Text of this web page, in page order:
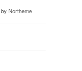
byNortheme